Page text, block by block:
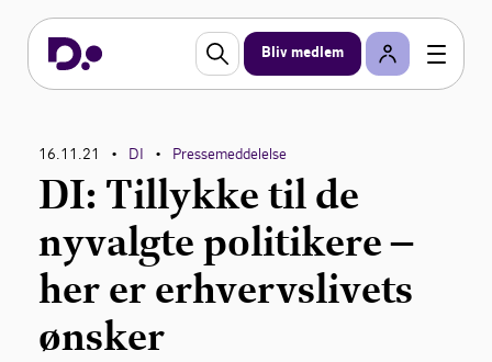
Bliv medlem
16.11.21 • DI • Pressemeddelelse
DI: Tillykke til de
nyvalgte politikere –
her er erhvervslivets
ønsker